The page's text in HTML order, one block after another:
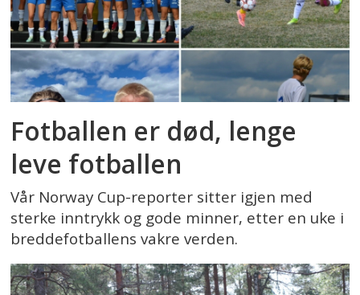
Fotballen er død, lenge
leve fotballen
Vår Norway Cup-reporter sitter igjen med
sterke inntrykk og gode minner, etter en uke i
breddefotballens vakre verden.